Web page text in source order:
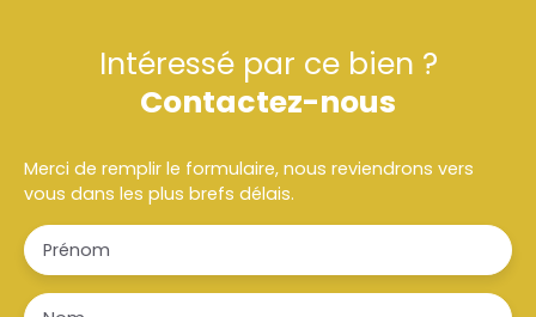
Intéressé par ce bien ?
Contactez-nous
Merci de remplir le formulaire, nous reviendrons vers
vous dans les plus brefs délais.
Prénom